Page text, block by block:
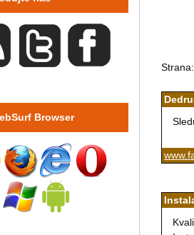
Browser
Strana: